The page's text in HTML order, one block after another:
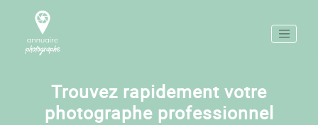
Trouvez rapidement votre
photographe professionnel